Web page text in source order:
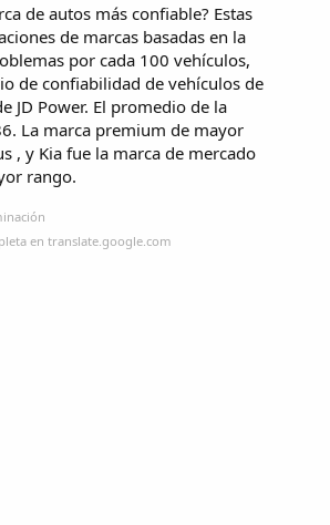
de autos más confiable? Estas
de marcas basadas en la
por cada 100 vehículos,
de confiabilidad de vehículos de
JD Power. El promedio de la
La marca premium de mayor
, y Kia fue la marca de mercado
rango.
en translate.google.com